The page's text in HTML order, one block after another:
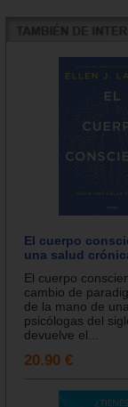
El cuerpo
una salud
El cuerpo
cambio de
de la mano de
psicólogas del
devuelve el...
20.90 €